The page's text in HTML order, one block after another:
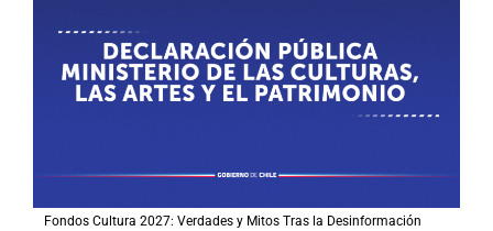
Fondos Cultura 2027: Verdades y Mitos Tras la Desinformación